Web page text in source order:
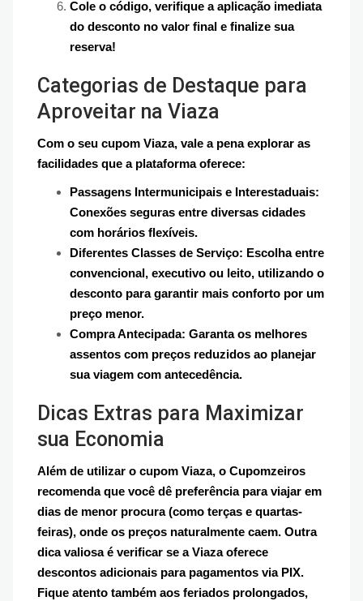
Cole o código, verifique a aplicação imediata
do desconto no valor final e finalize sua
reserva!
Categorias de Destaque para
Aproveitar na Viaza
Com o seu cupom Viaza, vale a pena explorar as
facilidades que a plataforma oferece:
Passagens Intermunicipais e Interestaduais:
Conexões seguras entre diversas cidades
com horários flexíveis.
Diferentes Classes de Serviço: Escolha entre
convencional, executivo ou leito, utilizando o
desconto para garantir mais conforto por um
preço menor.
Compra Antecipada: Garanta os melhores
assentos com preços reduzidos ao planejar
sua viagem com antecedência.
Dicas Extras para Maximizar
sua Economia
Além de utilizar o cupom Viaza, o Cupomzeiros
recomenda que você dê preferência para viajar em
dias de menor procura (como terças e quartas-
feiras), onde os preços naturalmente caem. Outra
dica valiosa é verificar se a Viaza oferece
descontos adicionais para pagamentos via PIX.
Fique atento também aos feriados prolongados,